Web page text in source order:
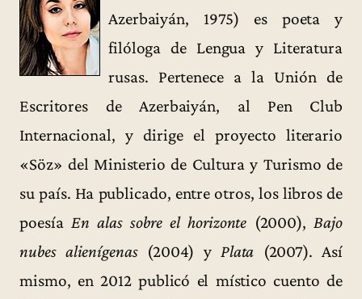
Azerbaiyán, 1975) es poeta y
filóloga de Lengua y Literatura
rusas. Pertenece a la Unión de
Escritores de Azerbaiyán, al Pen Club
Internacional, y dirige el proyecto literario
«Söz» del Ministerio de Cultura y Turismo de
su país. Ha publicado, entre otros, los libros de
poesía En alas sobre el horizonte (2000),Bajo
nubes alienígenas(2004) y Plata (2007). Así
mismo, en 2012 publicó el místico cuento de